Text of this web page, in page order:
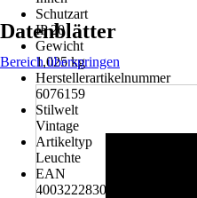
Schutzart
IP 20
Gewicht
1,025 kg
Herstellerartikelnummer
6076159
Stilwelt
Vintage
Artikeltyp
Leuchte
EAN
4003222830208
Datenblätter
Bereich überspringen